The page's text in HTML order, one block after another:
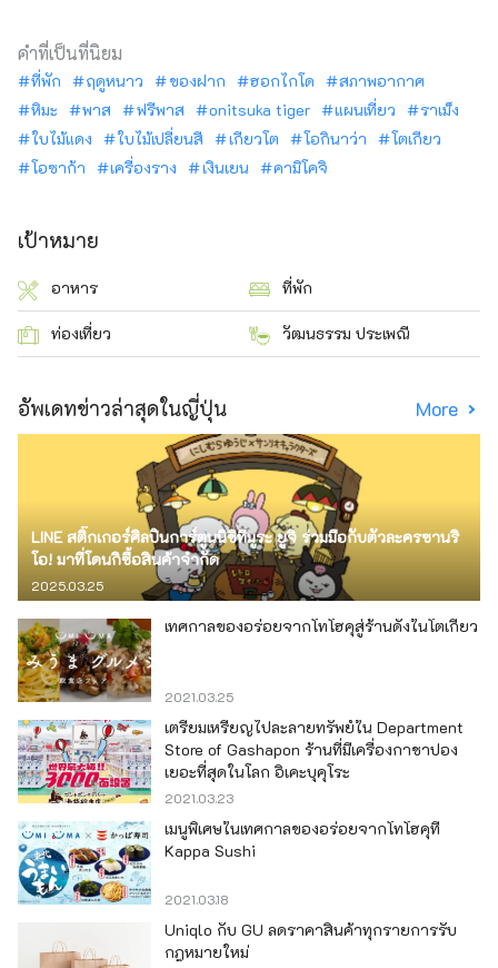
คำที่เป็นที่นิยม
ที่พัก ฤดูหนาว ของฝาก ฮอกไกโด
สภาพอากาศ
หิมะ
พาส ฟรีพาส onitsuka tiger แผนเที่ยว
ราเม็ง
ใบไม้แดง
ใบไม้เปลี่ยนสี เกียวโต โอกินาว่า
โตเกียว
โอซาก้า
เครื่องราง เงินเยน คามิโคจิ
เป้าหมาย
อาหาร ที่พัก
ท่องเที่ยว วัฒนธรรม ประเพณี
อัพเดทข่าวล่าสุดในญี่ปุ่น More
LINE สติ๊กเกอร์ศิลปินการ์ตูนนิชิทีมูระ ยูจิ ร่วมมือกับตัวละครซานริ
โอ! มาที่โดนกิซื้อสินค้าจำกัด
2025.03.25
เทศกาลของอร่อยจากโทโฮคุสู่ร้านดังในโตเกียว
2021.03.25
เตรียมเหรียญไปละลายทรัพย์ใน Department
Store of Gashapon ร้านที่มีเครื่องกาชาปอง
เยอะที่สุดในโลก อิเคะบุคุโระ
2021.03.23
เมนูพิเศษในเทศกาลของอร่อยจากโทโฮคุที่
Kappa Sushi
2021.03.18
Uniqlo กับ GU ลดราคาสินค้าทุกรายการรับ
กฎหมายใหม่